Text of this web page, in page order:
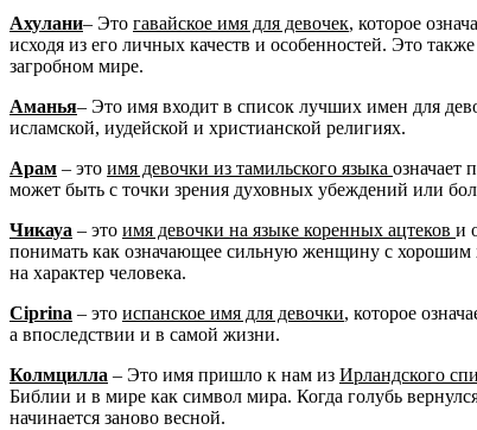
Ахулани– Это гавайское имя для девочек, которое
исходя из его личных качеств и особенностей. Это
загробном мире.
Аманья– Это имя входит в список лучших имен для
исламской, иудейской и христианской религиях.
Арам – это имя девочки из тамильского языка означает
может быть с точки зрения духовных убеждений или
Чикауа – это имя девочки на языке коренных ацтеков и
понимать как означающее сильную женщину с хорошим
на характер человека.
Ciprina – это испанское имя для девочки, которое
а впоследствии и в самой жизни.
Колмцилла – Это имя пришло к нам из Ирландского
Библии и в мире как символ мира. Когда голубь
начинается заново весной.